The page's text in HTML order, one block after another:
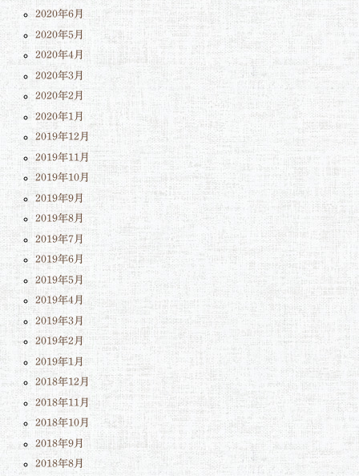
2020年6月
2020年5月
2020年4月
2020年3月
2020年2月
2020年1月
2019年12月
2019年11月
2019年10月
2019年9月
2019年8月
2019年7月
2019年6月
2019年5月
2019年4月
2019年3月
2019年2月
2019年1月
2018年12月
2018年11月
2018年10月
2018年9月
2018年8月